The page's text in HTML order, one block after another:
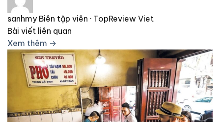
sanhmy Biên tập viên · TopReview Viet
Bài viết liên quan
Xem thêm →